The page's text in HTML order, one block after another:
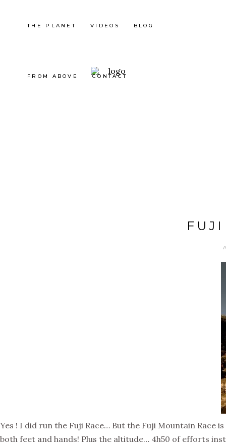
THE PLANET VIDEOS BLOG
FROM ABOVE CONTACT
Yes ! I did run the Fuji Race… But the Fuji Mountain Race
both feet and hands! Plus the altitude… 4h50 of efforts